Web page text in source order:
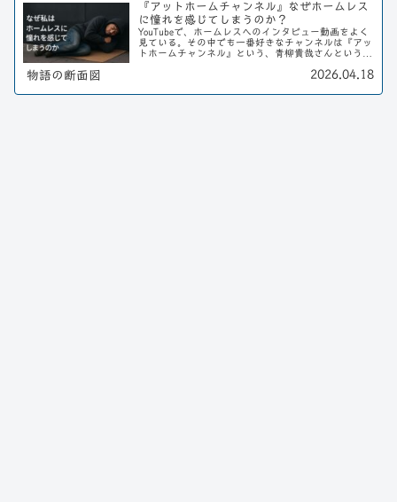
『アットホームチャンネル』なぜホームレス
に憧れを感じてしまうのか？
YouTubeで、ホームレスへのインタビュー動画をよく
見ている。その中でも一番好きなチャンネルは『アッ
トホームチャンネル』という、青柳貴哉さんという福
ンタビューをしている動画だ。最初は好奇心だ...
物語の断面図 2026.04.18